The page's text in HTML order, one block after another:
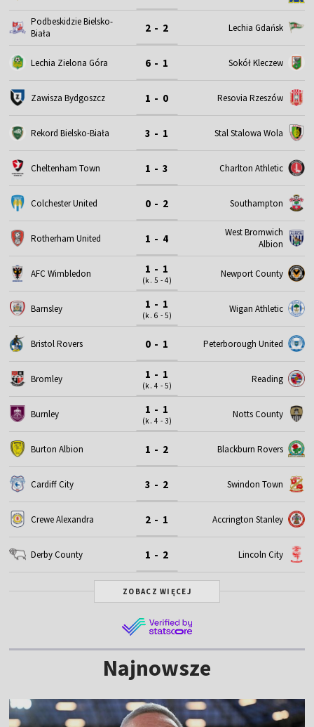
Podbeskidzie Bielsko-
Biała
2 - 2 Lechia Gdańsk
Lechia Zielona Góra 6 - 1 Sokół Kleczew
Zawisza Bydgoszcz 1 - 0 Resovia Rzeszów
Rekord Bielsko-Biała 3 - 1 Stal Stalowa Wola
Cheltenham Town 1 - 3 Charlton Athletic
Colchester United 0 - 2 Southampton
Rotherham United 1 - 4
West Bromwich
Albion
AFC Wimbledon 1 - 1
(k. 5 - 4)
Newport County
Barnsley 1 - 1
(k. 6 - 5)
Wigan Athletic
Bristol Rovers 0 - 1 Peterborough United
Bromley 1 - 1
(k. 4 - 5)
Reading
Burnley 1 - 1
(k. 4 - 3)
Notts County
Burton Albion 1 - 2 Blackburn Rovers
Cardiff City 3 - 2 Swindon Town
Crewe Alexandra 2 - 1 Accrington Stanley
Derby County 1 - 2 Lincoln City
ZOBACZ WIĘCEJ
Najnowsze